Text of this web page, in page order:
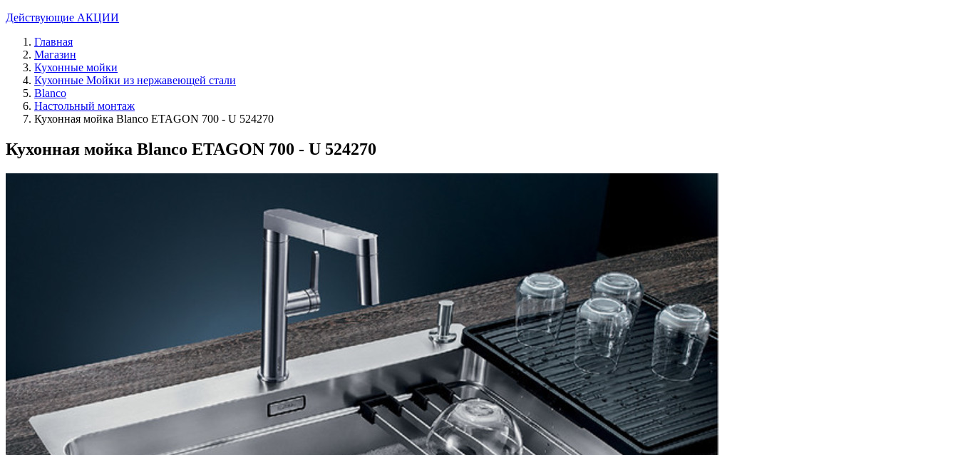
Действующие АКЦИИ
Главная
Магазин
Кухонные мойки
Кухонные Мойки из нержавеющей стали
Blanco
Настольный монтаж
Кухонная мойка Blanco ETAGON 700 - U 524270
Кухонная мойка Blanco ETAGON 700 - U 524270